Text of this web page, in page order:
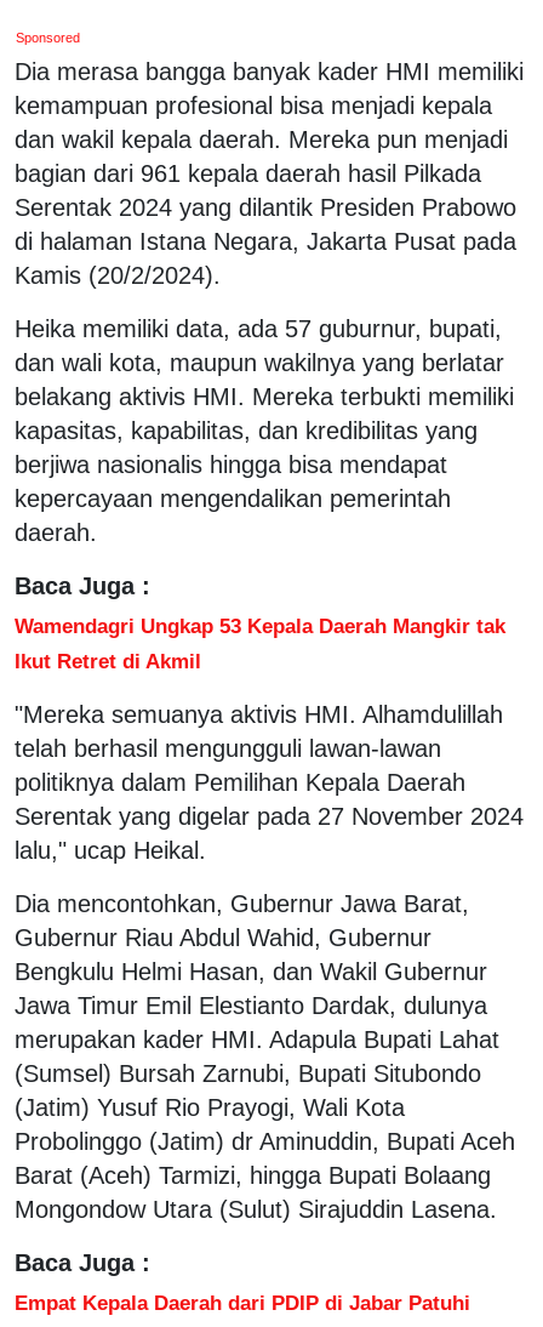
Sponsored
Dia merasa bangga banyak kader HMI memiliki
kemampuan profesional bisa menjadi kepala
dan wakil kepala daerah. Mereka pun menjadi
bagian dari 961 kepala daerah hasil Pilkada
Serentak 2024 yang dilantik Presiden Prabowo
di halaman Istana Negara, Jakarta Pusat pada
Kamis (20/2/2024).
Heika memiliki data, ada 57 guburnur, bupati,
dan wali kota, maupun wakilnya yang berlatar
belakang aktivis HMI. Mereka terbukti memiliki
kapasitas, kapabilitas, dan kredibilitas yang
berjiwa nasionalis hingga bisa mendapat
kepercayaan mengendalikan pemerintah
daerah.
Baca Juga :
Wamendagri Ungkap 53 Kepala Daerah Mangkir tak
Ikut Retret di Akmil
"Mereka semuanya aktivis HMI. Alhamdulillah
telah berhasil mengungguli lawan-lawan
politiknya dalam Pemilihan Kepala Daerah
Serentak yang digelar pada 27 November 2024
lalu," ucap Heikal.
Dia mencontohkan, Gubernur Jawa Barat,
Gubernur Riau Abdul Wahid, Gubernur
Bengkulu Helmi Hasan, dan Wakil Gubernur
Jawa Timur Emil Elestianto Dardak, dulunya
merupakan kader HMI. Adapula Bupati Lahat
(Sumsel) Bursah Zarnubi, Bupati Situbondo
(Jatim) Yusuf Rio Prayogi, Wali Kota
Probolinggo (Jatim) dr Aminuddin, Bupati Aceh
Barat (Aceh) Tarmizi, hingga Bupati Bolaang
Mongondow Utara (Sulut) Sirajuddin Lasena.
Baca Juga :
Empat Kepala Daerah dari PDIP di Jabar Patuhi